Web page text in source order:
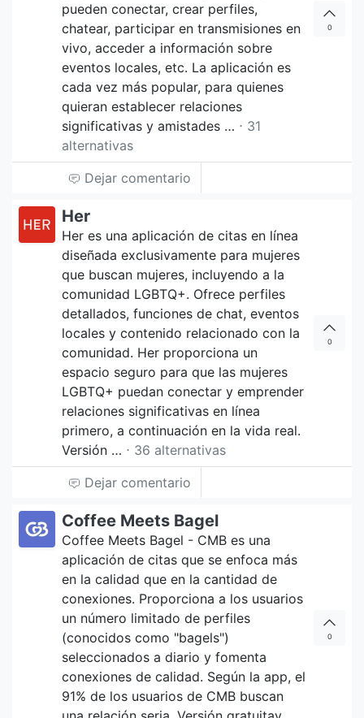
pueden conectar, crear perfiles,
chatear, participar en transmisiones en
vivo, acceder a información sobre
eventos locales, etc. La aplicación es
cada vez más popular, para quienes
quieran establecer relaciones
significativas y amistades … ⋅ 31
alternativas
0
Dejar comentario
Her
Her es una aplicación de citas en línea
diseñada exclusivamente para mujeres
que buscan mujeres, incluyendo a la
comunidad LGBTQ+. Ofrece perfiles
detallados, funciones de chat, eventos
locales y contenido relacionado con la
comunidad. Her proporciona un
espacio seguro para que las mujeres
LGBTQ+ puedan conectar y emprender
relaciones significativas en línea
primero, a continuación en la vida real.
Versión … ⋅ 36 alternativas
0
Dejar comentario
Coffee Meets Bagel
Coffee Meets Bagel - CMB es una
aplicación de citas que se enfoca más
en la calidad que en la cantidad de
conexiones. Proporciona a los usuarios
un número limitado de perfiles
(conocidos como "bagels")
seleccionados a diario y fomenta
conexiones de calidad. Según la app, el
91% de los usuarios de CMB buscan
0